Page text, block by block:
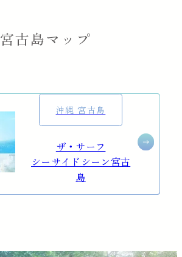
宮古島マップ
沖縄 宮古島
ザ・サーフ
シーサイドシーン宮古
島